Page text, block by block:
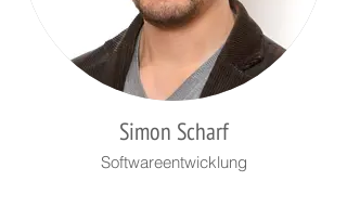
Simon Scharf
Softwareentwicklung